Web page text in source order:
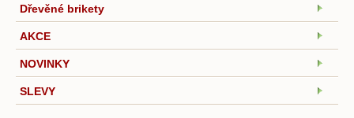
Dřevěné brikety
AKCE
NOVINKY
SLEVY